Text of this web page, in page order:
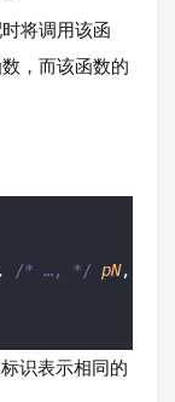
将调用该函
，而该函数的
, /* …, */ pN,
识表示相同的